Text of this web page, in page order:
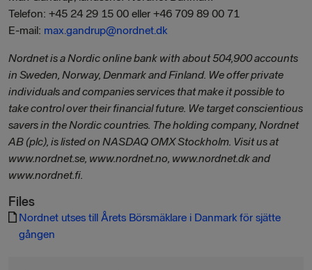
Telefon: +45 24 29 15 00 eller +46 709 89 00 71
E-mail: max.gandrup@nordnet.dk
Nordnet is a Nordic online bank with about 504,900 accounts
in Sweden, Norway, Denmark and Finland. We offer private
individuals and companies services that make it possible to
take control over their financial future. We target conscientious
savers in the Nordic countries. The holding company, Nordnet
AB (plc), is listed on NASDAQ OMX Stockholm. Visit us at
www.nordnet.se, www.nordnet.no, www.nordnet.dk and
www.nordnet.fi.
Files
Nordnet utses till Årets Börsmäklare i Danmark för sjätte
gången